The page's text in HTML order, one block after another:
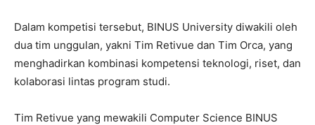
Dalam kompetisi tersebut, BINUS University diwakili oleh
dua tim unggulan, yakni Tim Retivue dan Tim Orca, yang
menghadirkan kombinasi kompetensi teknologi, riset, dan
kolaborasi lintas program studi.
Tim Retivue yang mewakili Computer Science BINUS